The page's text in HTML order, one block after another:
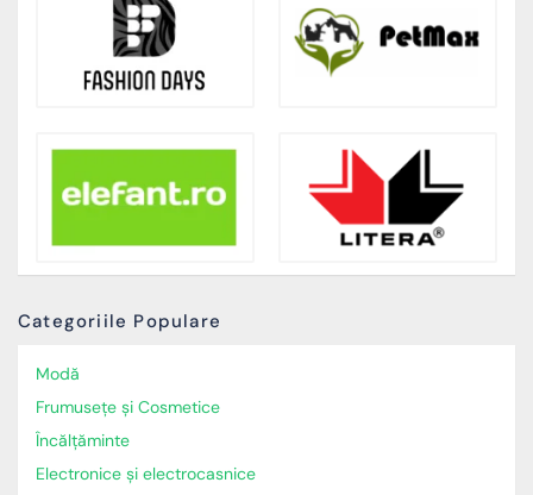
Categoriile Populare
Modă
Frumusețe și Cosmetice
Încălţăminte
Electronice și electrocasnice